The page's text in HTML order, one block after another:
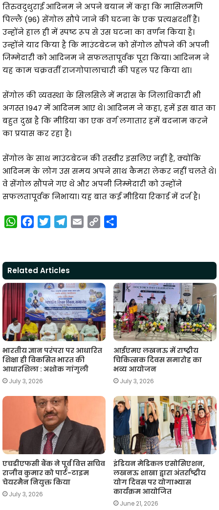
तिरुवदुथुराई आदिनम ने अपने बयान में कहा कि मासिलमणि
पिल्लै (96) सेंगोल सौपे जाने की घटना के एक प्रत्यक्षदर्शी हैं।
उन्होंने हाल ही में स्पष्ट रूप से उस घटना का वर्णन किया है।
उन्होंने याद किया है कि माउंटबेटन को सेंगोल सौंपने की अपनी
जिम्मेदारी को आदिनम ने सफलतापूर्वक पूरा किया। आदिनम ने
यह काम चक्रवर्ती राजगोपालाचारी की पहल पर किया था।
सेंगोल की व्यवस्था के सिलसिले में मद्रास के जिलाधिकारी भी
अगस्त 1947 में आदिनम आए थे। आदिनम ने कहा, हमें इस बात का
बहुत दुख है कि मीडिया का एक वर्ग लगातार हमें बदनाम करने
का प्रयास कर रहा है।
सेंगोल के साथ माउंटबेटन की तस्वीर इसलिए नहीं है, क्योंकि
आदिनम के लोग उस समय अपने साथ कैमरा लेकर नहीं चलते थे।
वे सेंगोल सौंपने गए थे और अपनी जिम्मेदारी को उन्होंने
सफलतापूर्वक निभाया। यह बात कई मीडिया रिकार्ड में दर्ज है।
W
t
s
A
p
p
e
b
o
o
k
t
t
e
r
e
g
r
a
m
i
y
i
n
k
r
Related Articles
भारतीय ज्ञान परंपरा पर आधारित
शिक्षा ही विकसित भारत की
आधारशिला : अशोक गांगुली
July 3, 2026
आईएमए लखनऊ में राष्ट्रीय
चिकित्सक दिवस समारोह का
भव्य आयोजन
July 3, 2026
एचडीएफसी बैंक ने पूर्व वित्त सचिव
राजीव कुमार को पार्ट-टाइम
चेयरमैन नियुक्त किया
July 3, 2026
इंडियन मेडिकल एसोसिएशन,
लखनऊ शाखा द्वारा अंतर्राष्ट्रीय
योग दिवस पर योगाभ्यास
कार्यक्रम आयोजित
June 21, 2026